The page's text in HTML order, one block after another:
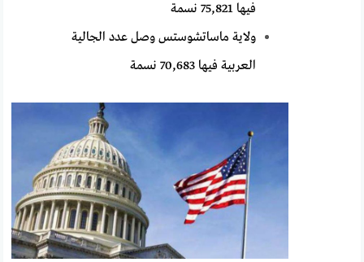
فيها 75,821 نسمة
ولاية ماساتشوستس وصل عدد الجالية
العربية فيها 70,683 نسمة